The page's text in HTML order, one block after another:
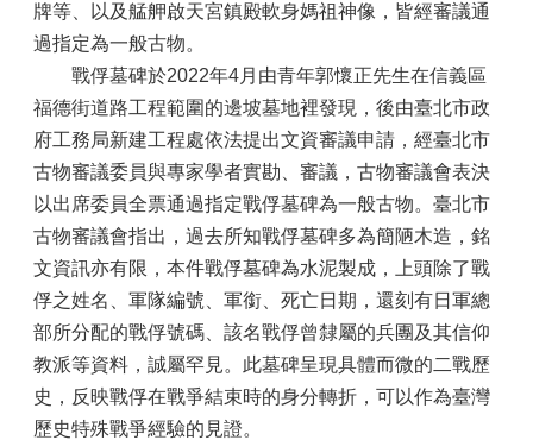
牌等、以及艋舺啟天宮鎮殿軟身媽祖神像，皆經審議通
過指定為一般古物。
戰俘墓碑於2022年4月由青年郭懷正先生在信義區
福德街道路工程範圍的邊坡墓地裡發現，後由臺北市政
府工務局新建工程處依法提出文資審議申請，經臺北市
古物審議委員與專家學者實勘、審議，古物審議會表決
以出席委員全票通過指定戰俘墓碑為一般古物。臺北市
古物審議會指出，過去所知戰俘墓碑多為簡陋木造，銘
文資訊亦有限，本件戰俘墓碑為水泥製成，上頭除了戰
俘之姓名、軍隊編號、軍銜、死亡日期，還刻有日軍總
部所分配的戰俘號碼、該名戰俘曾隸屬的兵團及其信仰
教派等資料，誠屬罕見。此墓碑呈現具體而微的二戰歷
史，反映戰俘在戰爭結束時的身分轉折，可以作為臺灣
歷史特殊戰爭經驗的見證。